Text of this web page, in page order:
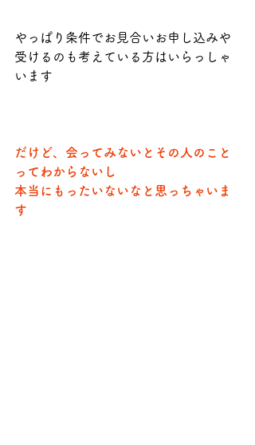
やっぱり条件でお見合いお申し込みや
受けるのも考えている方はいらっしゃ
います
だけど、会ってみないとその人のこと
ってわからないし
本当にもったいないなと思っちゃいま
す